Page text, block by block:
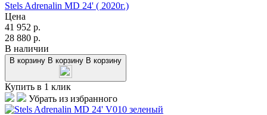
Stels Adrenalin MD 24' ( 2020г.)
Цена
41 952 р.
28 880 р.
В наличии
В корзину В корзину В корзину
Купить в 1 клик
Убрать из избранного